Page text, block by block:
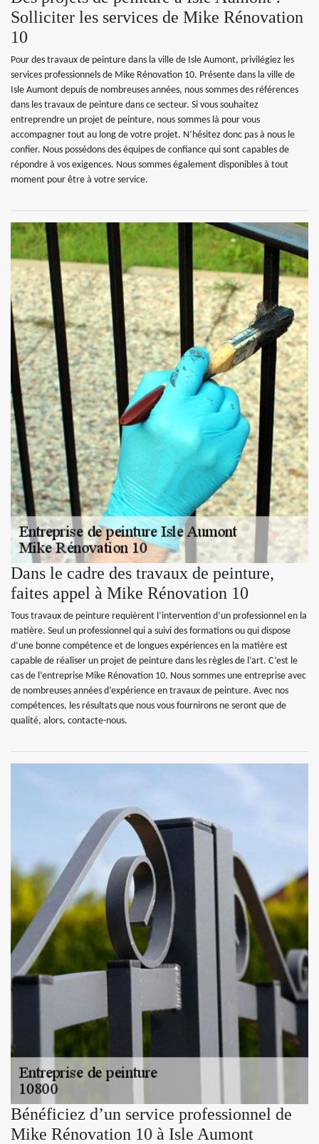
Solliciter les services de Mike Rénovation
10
Pour des travaux de peinture dans la ville de Isle Aumont, privilégiez les
services professionnels de Mike Rénovation 10. Présente dans la ville de
Isle Aumont depuis de nombreuses années, nous sommes des références
dans les travaux de peinture dans ce secteur. Si vous souhaitez
entreprendre un projet de peinture, nous sommes là pour vous
accompagner tout au long de votre projet. N’hésitez donc pas à nous le
confier. Nous possédons des équipes de confiance qui sont capables de
répondre à vos exigences. Nous sommes également disponibles à tout
moment pour être à votre service.
Dans le cadre des travaux de peinture,
faites appel à Mike Rénovation 10
Tous travaux de peinture requièrent l’intervention d’un professionnel en la
matière. Seul un professionnel qui a suivi des formations ou qui dispose
d’une bonne compétence et de longues expériences en la matière est
capable de réaliser un projet de peinture dans les règles de l’art. C’est le
cas de l’entreprise Mike Rénovation 10. Nous sommes une entreprise avec
de nombreuses années d’expérience en travaux de peinture. Avec nos
compétences, les résultats que nous vous fournirons ne seront que de
qualité, alors, contacte-nous.
Bénéficiez d’un service professionnel de
Mike Rénovation 10 à Isle Aumont